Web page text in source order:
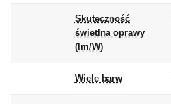
Skuteczność
świetlna oprawy
(lm/W)
Wiele barw